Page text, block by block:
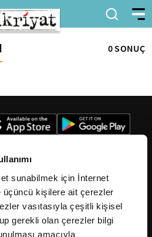
sunabilmek için İnternet
kişilere ait çerezler
vasıtasıyla çeşitli kişisel
gerekli olan çerezler bilgi
amacıyla
0 SONUÇ
saklıdır.